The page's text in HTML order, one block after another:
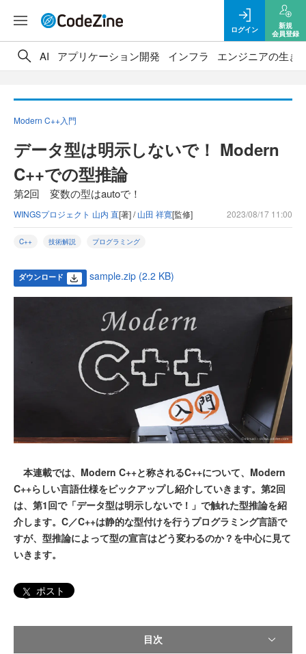
ログイン
新規
会員登録
AI アプリケーション開発 インフラ エンジニアの生き
Modern C++入門
データ型は明示しないで！ Modern
C++での型推論
第2回 変数の型はautoで！
WINGSプロジェクト 山内 直[著] /山田 祥寛[監修] 2023/08/17 11:00
C++ 技術解説 プログラミング
ダウンロード sample.zip (2.2 KB)
本連載では、Modern C++と称されるC++について、Modern
C++らしい言語仕様をピックアップし紹介していきます。第2回
は、第1回で「データ型は明示しないで！」で触れた型推論を紹
介します。C／C++は静的な型付けを行うプログラミング言語で
すが、型推論によって型の宣言はどう変わるのか？を中心に見て
いきます。
ポスト
目次